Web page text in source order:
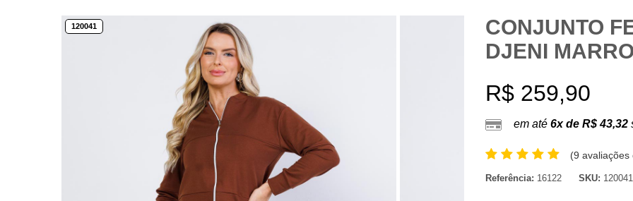
120041
CONJUNTO
DJENI
R$ 259,90
em até 6x de R$ 43,32
(9 avaliações
Referência: 16122 SKU: 120041